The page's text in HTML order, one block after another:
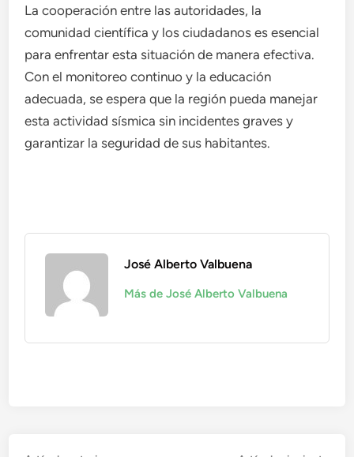
La cooperación entre las autoridades, la
comunidad científica y los ciudadanos es esencial
para enfrentar esta situación de manera efectiva.
Con el monitoreo continuo y la educación
adecuada, se espera que la región pueda manejar
esta actividad sísmica sin incidentes graves y
garantizar la seguridad de sus habitantes.
José Alberto Valbuena
Más de José Alberto Valbuena